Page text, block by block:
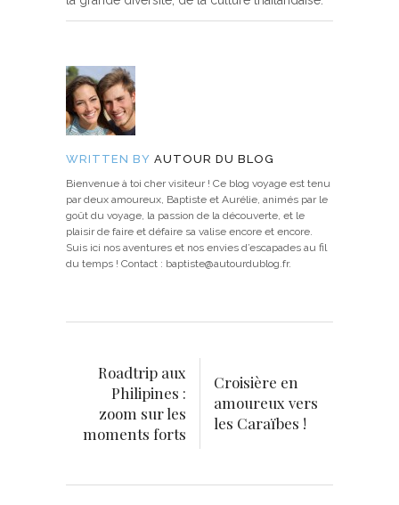
WRITTEN BY AUTOUR DU BLOG
Bienvenue à toi cher visiteur ! Ce blog voyage est tenu
par deux amoureux, Baptiste et Aurélie, animés par le
goût du voyage, la passion de la découverte, et le
plaisir de faire et défaire sa valise encore et encore.
Suis ici nos aventures et nos envies d’escapades au fil
du temps ! Contact : baptiste@autourdublog.fr.
Roadtrip aux
Philipines :
zoom sur les
moments forts
Croisière en
amoureux vers
les Caraïbes !